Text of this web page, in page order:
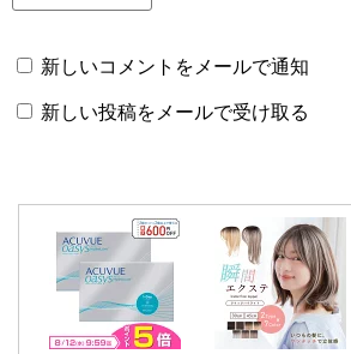
新しいコメントをメールで通知
新しい投稿をメールで受け取る